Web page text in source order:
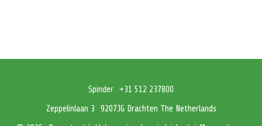
Spinder
+31 512 237800
Zeppelinlaan 3
9207JG Drachten The Netherlands